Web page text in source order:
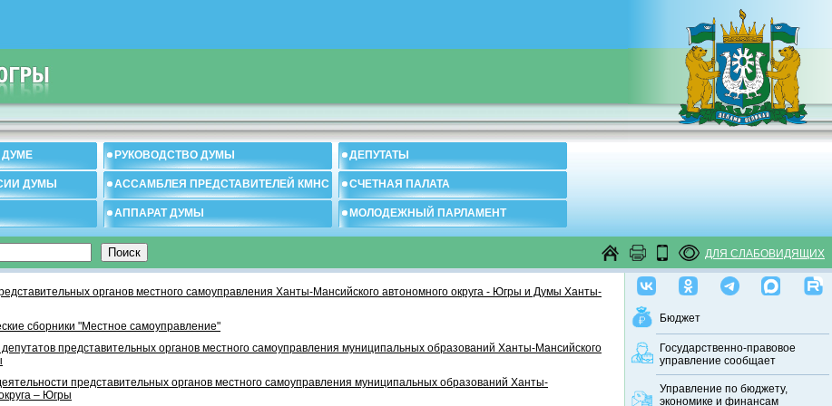
РУКОВОДСТВО ДУМЫ ДЕПУТАТЫ
ДУМЫ АССАМБЛЕЯ ПРЕДСТАВИТЕЛЕЙ КМНС СЧЕТНАЯ ПАЛАТА
АППАРАТ ДУМЫ МОЛОДЕЖНЫЙ ПАРЛАМЕНТ
ДЛЯ СЛАБОВИДЯЩИХ
Бюджет
Государственно-правовое
управление сообщает
Управление по бюджету,
экономике и финансам
органов местного самоуправления Ханты-Мансийского автономного округа - Югры и Думы Ханты-
сборники "Местное самоуправление"
представительных органов местного самоуправления муниципальных образований Ханты-Мансийского
представительных органов местного самоуправления муниципальных образований Ханты-
– Югры